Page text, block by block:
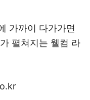
가까이 다가가면
펼쳐지는 웰컴 라